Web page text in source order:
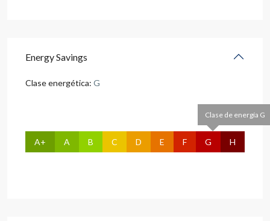
Energy Savings
Clase energética: G
A+ A B C D E F
Clase de energía G
G H